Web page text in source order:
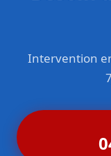
Intervention